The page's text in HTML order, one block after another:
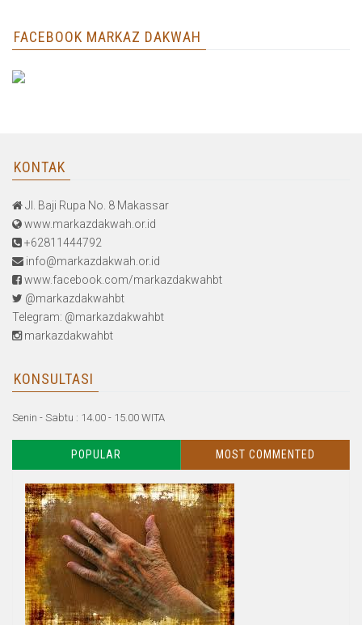
FACEBOOK MARKAZ DAKWAH
KONTAK
Jl. Baji Rupa No. 8 Makassar
www.markazdakwah.or.id
+62811444792
info@markazdakwah.or.id
www.facebook.com/markazdakwahbt
@markazdakwahbt
Telegram: @markazdakwahbt
markazdakwahbt
KONSULTASI
Senin - Sabtu : 14.00 - 15.00 WITA
POPULAR MOST COMMENTED